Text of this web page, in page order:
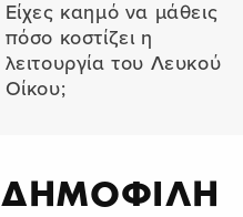
Είχες καημό να μάθεις
πόσο κοστίζει η
λειτουργία του Λευκού
Οίκου;
ΔΗΜΟΦΙΛΗ